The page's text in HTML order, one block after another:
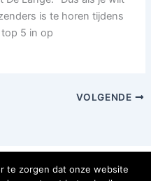
is te horen tijdens
5 in op
VOLGENDE
Archipel
te zorgen dat onze website